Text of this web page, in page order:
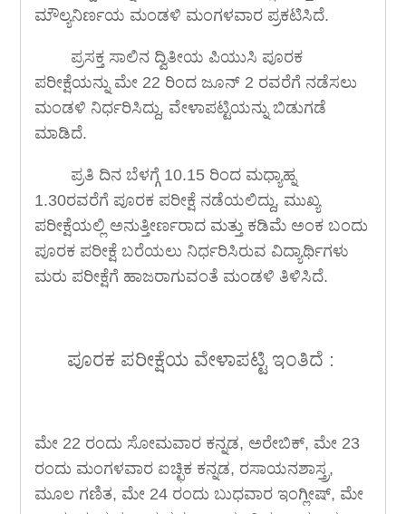
ಮೌಲ್ಯನಿರ್ಣಯ ಮಂಡಳಿ ಮಂಗಳವಾರ ಪ್ರಕಟಿಸಿದೆ.
ಪ್ರಸಕ್ತ ಸಾಲಿನ ದ್ವಿತೀಯ ಪಿಯುಸಿ ಪೂರಕ
ಪರೀಕ್ಷೆಯನ್ನು ಮೇ 22 ರಿಂದ ಜೂನ್ 2 ರವರೆಗೆ ನಡೆಸಲು
ಮಂಡಳಿ ನಿರ್ಧರಿಸಿದ್ದು, ವೇಳಾಪಟ್ಟಿಯನ್ನು ಬಿಡುಗಡೆ
ಮಾಡಿದೆ.
ಪ್ರತಿ ದಿನ ಬೆಳಗ್ಗೆ 10.15 ರಿಂದ ಮಧ್ಯಾಹ್ನ
1.30ರವರೆಗೆ ಪೂರಕ ಪರೀಕ್ಷೆ ನಡೆಯಲಿದ್ದು, ಮುಖ್ಯ
ಪರೀಕ್ಷೆಯಲ್ಲಿ ಅನುತ್ತೀರ್ಣರಾದ ಮತ್ತು ಕಡಿಮೆ ಅಂಕ ಬಂದು
ಪೂರಕ ಪರೀಕ್ಷೆ ಬರೆಯಲು ನಿರ್ಧರಿಸಿರುವ ವಿದ್ಯಾರ್ಥಿಗಳು
ಮರು ಪರೀಕ್ಷೆಗೆ ಹಾಜರಾಗುವಂತೆ ಮಂಡಳಿ ತಿಳಿಸಿದೆ.
ಪೂರಕ ಪರೀಕ್ಷೆಯ ವೇಳಾಪಟ್ಟಿ ಇಂತಿದೆ :
ಮೇ 22 ರಂದು ಸೋಮವಾರ ಕನ್ನಡ, ಅರೇಬಿಕ್, ಮೇ 23
ರಂದು ಮಂಗಳವಾರ ಐಚ್ಛಿಕ ಕನ್ನಡ, ರಸಾಯನಶಾಸ್ತ್ರ,
ಮೂಲ ಗಣಿತ, ಮೇ 24 ರಂದು ಬುಧವಾರ ಇಂಗ್ಲೀಷ್, ಮೇ